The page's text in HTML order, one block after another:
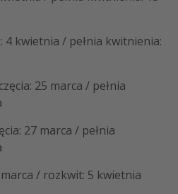
4 kwietnia / pełnia kwitnienia:
25 marca / pełnia
27 marca / pełnia
/ rozkwit: 5 kwietnia